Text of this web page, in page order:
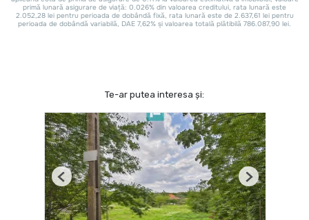
Te-ar putea interesa și:
Previous Next